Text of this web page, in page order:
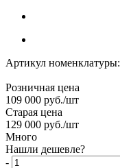
Артикул номенклатуры:
Розничная цена
109 000 руб./шт
Старая цена
129 000 руб./шт
Много
Нашли дешевле?
-